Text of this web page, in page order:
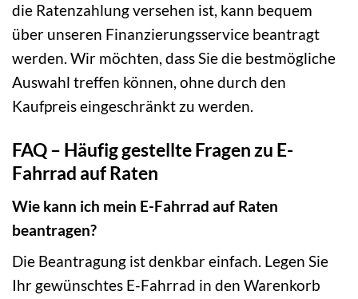
die Ratenzahlung versehen ist, kann bequem
über unseren Finanzierungsservice beantragt
werden. Wir möchten, dass Sie die bestmögliche
Auswahl treffen können, ohne durch den
Kaufpreis eingeschränkt zu werden.
FAQ – Häufig gestellte Fragen zu E-
Fahrrad auf Raten
Wie kann ich mein E-Fahrrad auf Raten
beantragen?
Die Beantragung ist denkbar einfach. Legen Sie
Ihr gewünschtes E-Fahrrad in den Warenkorb